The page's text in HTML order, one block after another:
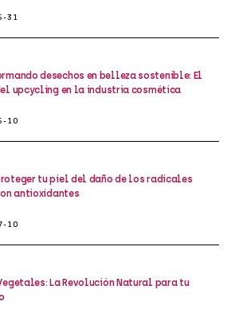
31
desechos en belleza sostenible: El
upcycling en la industria cosmética
10
tu piel del daño de los radicales
antioxidantes
10
La Revolución Natural para tu